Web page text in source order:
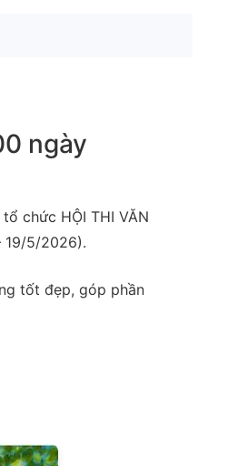
ngày
chức HỘI THI VĂN
19/5/2026).
tốt đẹp, góp phần